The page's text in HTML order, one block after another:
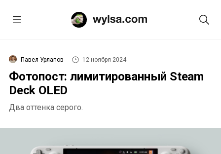
Павел Урлапов 12 ноября 2024
Фотопост: лимитированный Steam
Deck OLED
Два оттенка серого.